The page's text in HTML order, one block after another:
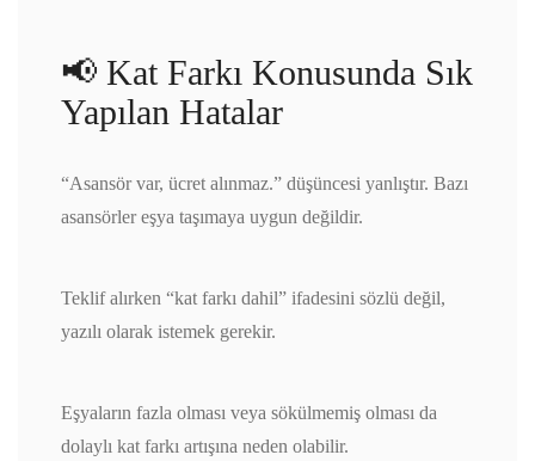
📢 Kat Farkı Konusunda Sık
Yapılan Hatalar
“Asansör var, ücret alınmaz.” düşüncesi yanlıştır. Bazı
asansörler eşya taşımaya uygun değildir.
Teklif alırken “kat farkı dahil” ifadesini sözlü değil,
yazılı olarak istemek gerekir.
Eşyaların fazla olması veya sökülmemiş olması da
dolaylı kat farkı artışına neden olabilir.